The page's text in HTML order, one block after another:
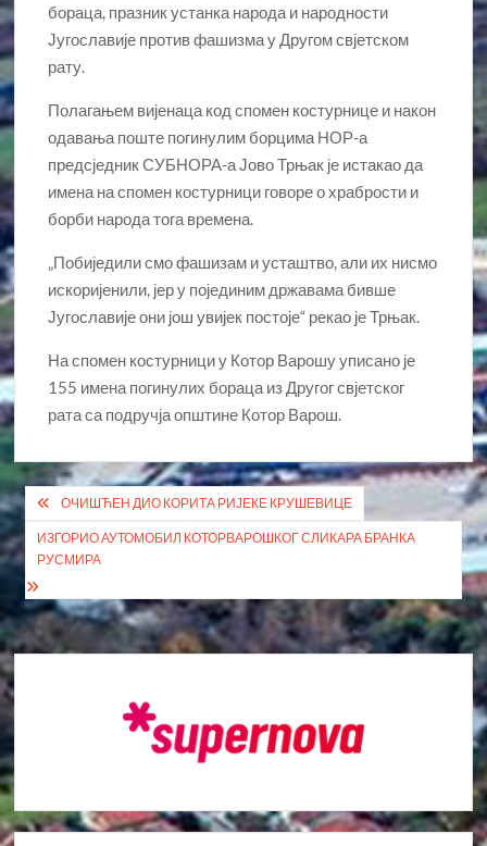
бораца, празник устанка народа и народности
Југославије против фашизма у Другом свјетском
рату.
Полагањем вијенаца код спомен костурнице и након
одавања поште погинулим борцима НОР-а
предсједник СУБНОРА-а Јово Трњак је истакао да
имена на спомен костурници говоре о храбрости и
борби народа тога времена.
„Побиједили смо фашизам и усташтво, али их нисмо
искоријенили, јер у појединим државама бивше
Југославије они још увијек постоје“ рекао је Трњак.
На спомен костурници у Котор Варошу уписано је
155 имена погинулих бораца из Другог свјетског
рата са подручја општине Котор Варош.
Кретање
чланка
ОЧИШЋЕН ДИО КОРИТА РИЈЕКЕ КРУШЕВИЦЕ
ИЗГОРИО АУТОМОБИЛ КОТОРВАРОШКОГ СЛИКАРА БРАНКА
РУСМИРА